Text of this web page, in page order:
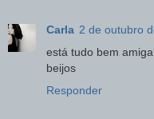
Carla 2 de outubro
está tudo bem
beijos
Responder